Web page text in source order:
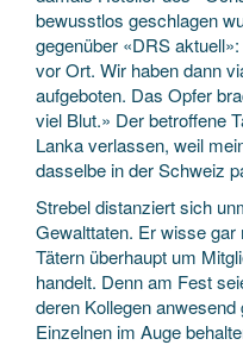
bewusstlos geschlagen
gegenüber «DRS
vor Ort. Wir haben dann
aufgeboten. Das Opfer
viel Blut.» Der betroffene
Lanka verlassen, weil
dasselbe in der Schweiz
Strebel distanziert sich
Gewalttaten. Er wisse
Tätern überhaupt um
handelt. Denn am Fest
deren Kollegen
Einzelnen im Auge